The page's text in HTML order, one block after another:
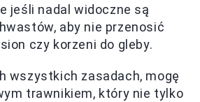
jeśli nadal widoczne są
aby nie przenosić
czy korzeni do gleby.
wszystkich zasadach, mogę
trawnikiem, który nie tylko